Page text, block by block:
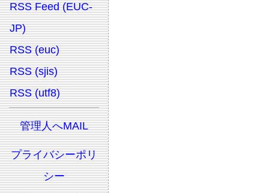
RSS Feed (EUC-
JP)
RSS (euc)
RSS (sjis)
RSS (utf8)
管理人へMAIL
プライバシーポリ
シー